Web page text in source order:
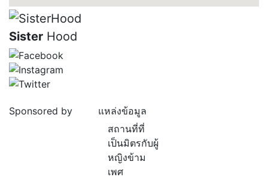
Sister Hood
Sponsored by
แหล่งข้อมูล
สถานที่ที่
เป็นมิตรกับผู้
หญิงข้าม
เพศ